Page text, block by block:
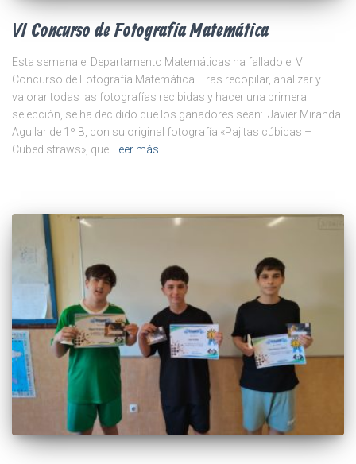
VI Concurso de Fotografía Matemática
Esta semana el Departamento Matemáticas ha fallado el VI
Concurso de Fotografía Matemática. Tras recopilar, analizar y
valorar todas las fotografías recibidas y hacer una primera
selección, se ha decidido que los ganadores sean: Javier Miranda
Aguilar de 1º B, con su original fotografía «Pajitas cúbicas –
Cubed straws», que
Leer más…